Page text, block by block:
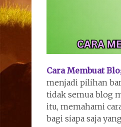
Cara Membuat
menjadi pilihan
tidak semua blog
itu, memahami
bagi siapa saja